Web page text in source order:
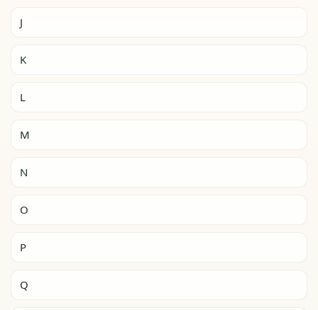
J
K
L
M
N
O
P
Q